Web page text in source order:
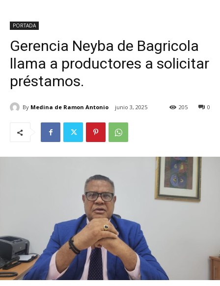
PORTADA
Gerencia Neyba de Bagricola
llama a productores a solicitar
préstamos.
By Medina de Ramon Antonio junio 3, 2025 0
205